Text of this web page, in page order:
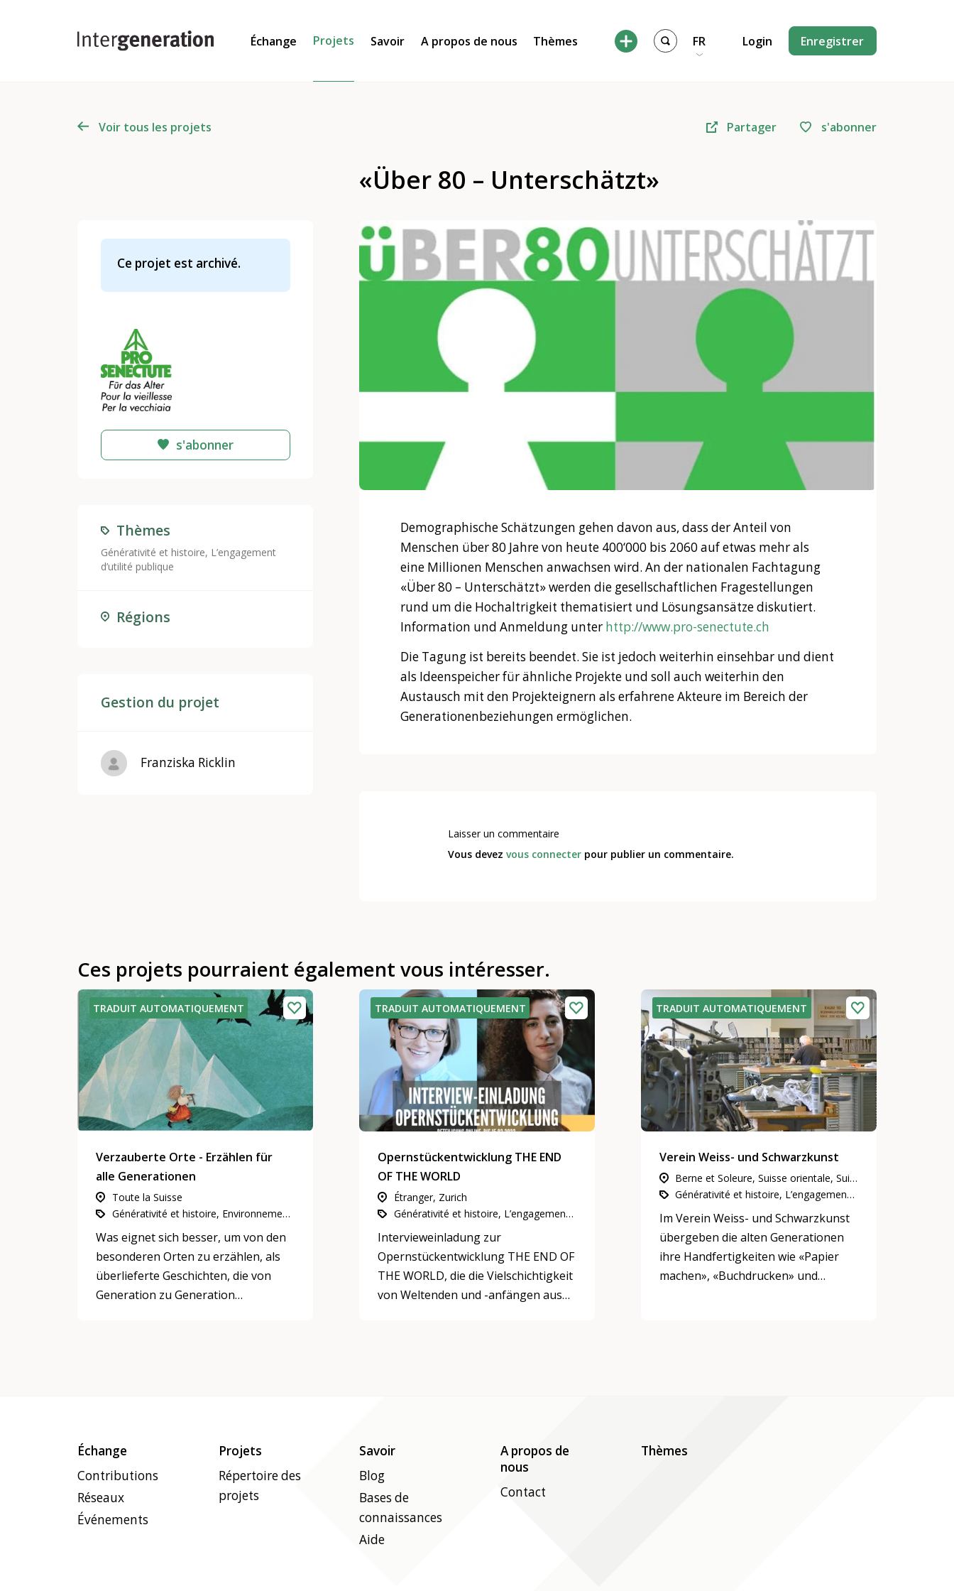
Échange Projets Savoir A propos de nous Thèmes FR Login Enregistrer
Voir tous les projets Partager s'abonner
«Über 80 – Unterschätzt»
Ce projet est archivé.
s'abonner
Thèmes
Générativité et histoire, L’engagement
d’utilité publique
Régions
Gestion du projet
Franziska Ricklin
Demographische Schätzungen gehen davon aus, dass der Anteil von
Menschen über 80 Jahre von heute 400‘000 bis 2060 auf etwas mehr als
eine Millionen Menschen anwachsen wird. An der nationalen Fachtagung
«Über 80 – Unterschätzt» werden die gesellschaftlichen Fragestellungen
rund um die Hochaltrigkeit thematisiert und Lösungsansätze diskutiert.
Information und Anmeldung unter http://www.pro-senectute.ch
Die Tagung ist bereits beendet. Sie ist jedoch weiterhin einsehbar und dient
als Ideenspeicher für ähnliche Projekte und soll auch weiterhin den
Austausch mit den Projekteignern als erfahrene Akteure im Bereich der
Generationenbeziehungen ermöglichen.
Laisser un commentaire
Vous devez vous connecterpour publier un commentaire.
Ces projets pourraient également vous intéresser.
TRADUIT AUTOMATIQUEMENT
Verzauberte Orte - Erzählen für
alle Generationen
Toute la Suisse
Générativité et histoire, Environnement, nature et climat, L’engagement d’utilité publique
Was eignet sich besser, um von den
besonderen Orten zu erzählen, als
überlieferte Geschichten, die von
Generation zu Generation
zeitlose Werte hin, die es zu
bewahren gilt.
Mythen, Legenden und Sagen
erzählen von der Entstehung der
Welt, von Bergen, Flüssen und
TRADUIT AUTOMATIQUEMENT
Opernstückentwicklung THE END
OF THE WORLD
Étranger, Zurich
Générativité et histoire, L’engagement d’utilité publique, Culture et arts
Intervieweinladung zur
Opernstückentwicklung THE END OF
THE WORLD, die die Vielschichtigkeit
von Weltenden und -anfängen aus
TRADUIT AUTOMATIQUEMENT
Verein Weiss- und Schwarzkunst
Berne et Soleure, Suisse orientale, Suisse centrale, Zurich, Suisse du Nord-Ouest
Générativité et histoire, L’engagement d’utilité publique, Culture et arts
Im Verein Weiss- und Schwarzkunst
übergeben die alten Generationen
ihre Handfertigkeiten wie «Papier
machen», «Buchdrucken» und
Échange
Contributions
Réseaux
Événements
Projets
Répertoire des
projets
Savoir
Blog
Bases de
connaissances
Aide
A propos de
nous
Contact
Thèmes